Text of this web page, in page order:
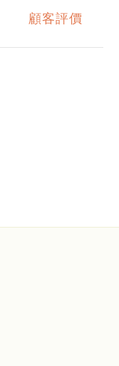
顧客評價